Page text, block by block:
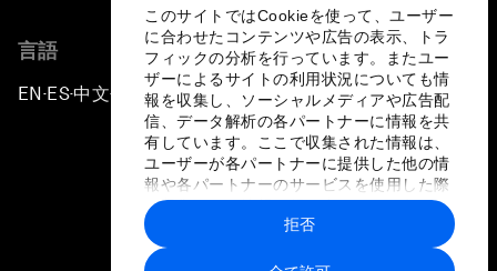
このサイトではCookieを使って、ユーザー
に合わせたコンテンツや広告の表示、トラ
フィックの分析を行っています。またユー
ザーによるサイトの利用状況についても情
報を収集し、ソーシャルメディアや広告配
信、データ解析の各パートナーに情報を共
有しています。ここで収集された情報は、
ユーザーが各パートナーに提供した他の情
報や各パートナーのサービスを使用した際
に収集された情報と組み合わされ、各パー
トナーによって使用されることがありま
す。
拒否
言語
EN ▪ ES▪中文▪ 日本語
プライバシーポリシーと利用規約